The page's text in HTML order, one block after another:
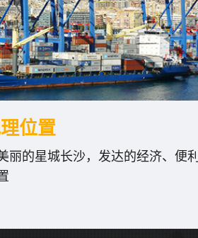
位置
丽的星城长沙，发达的经济、便